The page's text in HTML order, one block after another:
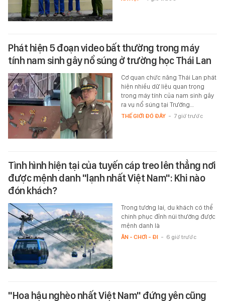
Phát hiện 5 đoạn video bất thường trong máy
tính nam sinh gây nổ súng ở trường học Thái Lan
Cơ quan chức năng Thái Lan phát
hiện nhiều dữ liệu quan trọng
trong máy tính của nam sinh gây
ra vụ nổ súng tại Trường…
THẾ GIỚI ĐÓ ĐÂY - 7 giờ trước
Tình hình hiện tại của tuyến cáp treo lên thẳng nơi
được mệnh danh "lạnh nhất Việt Nam": Khi nào
đón khách?
Trong tương lai, du khách có thể
chinh phục đỉnh núi thường được
mệnh danh là
ĂN - CHƠI - ĐI - 6 giờ trước
"Hoa hậu nghèo nhất Việt Nam" đứng yên cũng